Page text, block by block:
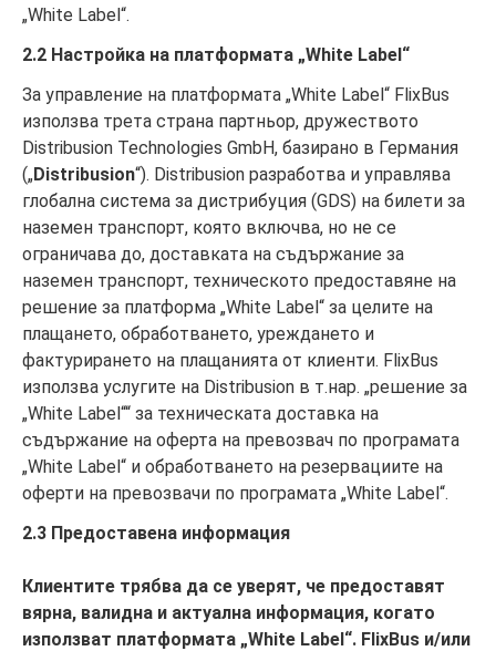
„White Label“.
2.2 Настройка на платформата „White Label“
За управление на платформата „White Label“ FlixBus
използва трета страна партньор, дружеството
Distribusion Technologies GmbH, базирано в Германия
(„Distribusion“). Distribusion разработва и управлява
глобална система за дистрибуция (GDS) на билети за
наземен транспорт, която включва, но не се
ограничава до, доставката на съдържание за
наземен транспорт, техническото предоставяне на
решение за платформа „White Label“ за целите на
плащането, обработването, уреждането и
фактурирането на плащанията от клиенти. FlixBus
използва услугите на Distribusion в т.нар. „решение за
„White Label““ за техническата доставка на
съдържание на оферта на превозвач по програмата
„White Label“ и обработването на резервациите на
оферти на превозвачи по програмата „White Label“.
2.3 Предоставена информация
Клиентите трябва да се уверят, че предоставят
вярна, валидна и актуална информация, когато
използват платформата „White Label“. FlixBus и/или